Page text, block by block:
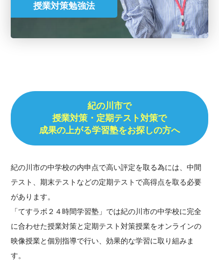
授業対策勉強法
紀の川市で
授業対策・ 定期テスト対策で
成果の上がる学習塾をお探しの方へ
紀の川市の中学校の内申点で高い評定を取る為には、中間
テスト、期末テストなどの定期テストで高得点を取る必要
があります。
「てすラボ２４時間学習塾」では紀の川市の中学校に完全
に合わせた授業対策と定期テスト対策授業をオンラインの
映像授業と個別指導で行い、効果的な学習に取り組みま
す。